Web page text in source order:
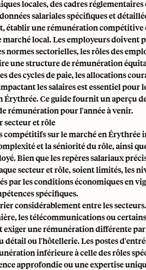
locales, des cadres
salariales spécifiques et
établir une rémunération
local. Les employeurs doivent
normes sectorielles, les rôles des
une structure de rémunération
des cycles de paie, les allocations
les salaires est essentiel pour
Érythrée. Ce guide fournit un aperçu
rémunération pour l'année à venir.
secteur et rôle
compétitifs sur le marché en Érythrée
et la séniorité du rôle, ainsi
Bien que les repères salariaux
secteur et rôle, soient limités, les
par les conditions économiques en
spécifiques.
considérablement entre les
les télécommunications ou
une rémunération différente par
détail ou l'hôtellerie. Les postes
inférieure à celle des rôles
approfondie ou une expertise